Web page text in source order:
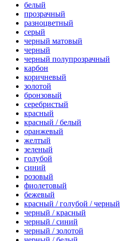
белый
прозрачный
разноцветный
серый
черный матовый
черный
черный полупрозрачный
карбон
коричневый
золотой
бронзовый
серебристый
красный
красный / белый
оранжевый
желтый
зеленый
голубой
синий
розовый
фиолетовый
бежевый
красный / голубой / черный
черный / красный
черный / синий
черный / золотой